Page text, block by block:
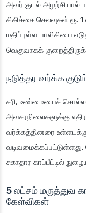
அவர் குடல் அழற்சியால்
சிகிச்சை செலவுகள்
மதிப்புள்ள பாலிசியை
வெகுவாகக்
நடுத்தர வர்க்க
சரி, உண்மையைச்
அவசரநிலைகளுக்கு
வர்க்கத்தினரை
வடிவமைக்கப்பட்டுள்ளது.
சுகாதார காப்பீட்டில்
5 லட்சம் மருத்துவ
கேள்விகள்